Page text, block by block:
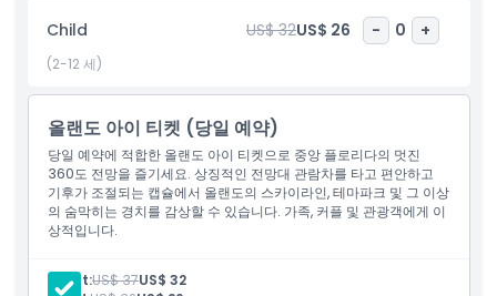
풍부하게 합니다. 올랜도 플로리다 여행 계획을 세우거나 올랜도에
서 최고의 사진 명소를 찾고 있다면 ICON 파크의 올랜도 아이가 도
심을 볼 수 있는 독특한 방법을 제공합니다. 오늘 올랜도 아이 티켓
하이라이트
포함 사항
Child US$ 32US$ 26 - 0 +
(2-12 세)
올랜도 아이 티켓 (당일 예약)
당일 예약에 적합한 올랜도 아이 티켓으로 중앙 플로리다의 멋진
360도 전망을 즐기세요. 상징적인 전망대 관람차를 타고 편안하고
기후가 조절되는 캡슐에서 올랜도의 스카이라인, 테마파크 및 그 이상
의 숨막히는 경치를 감상할 수 있습니다. 가족, 커플 및 관광객에게 이
상적입니다.
Adult:US$ 37US$ 32